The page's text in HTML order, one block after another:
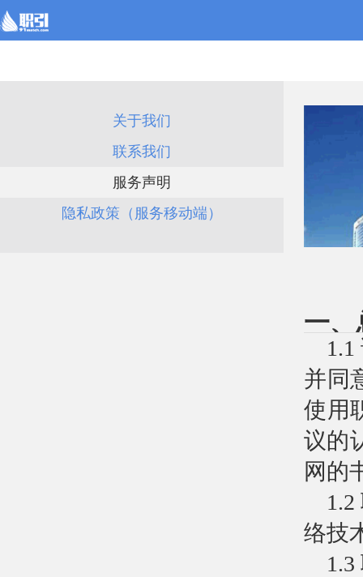
关于我们
联系我们
服务声明
隐私政策（服务移动端）
一、
并同
使用
议的
网的
络技